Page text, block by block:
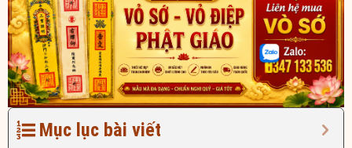
Mục lục bài viết